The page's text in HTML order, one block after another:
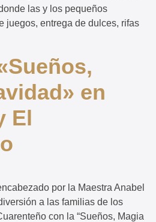
las y los pequeños
juegos, entrega de dulces, rifas
en
El
por la Maestra Anabel
a las familias de los
con la “Sueños, Magia